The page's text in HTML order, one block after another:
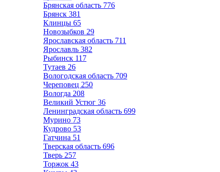
Брянская область 776
Брянск 381
Клинцы 65
Новозыбков 29
Ярославская область 711
Ярославль 382
Рыбинск 117
Тутаев 26
Вологодская область 709
Череповец 250
Вологда 208
Великий Устюг 36
Ленинградская область 699
Мурино 73
Кудрово 53
Гатчина 51
Тверская область 696
Тверь 257
Торжок 43